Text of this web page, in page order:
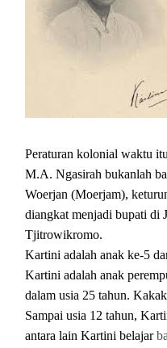
Peraturan kolonial waktu
M.A. Ngasirah bukanlah
Woerjan (Moerjam),
diangkat menjadi bupati di
Tjitrowikromo.
Kartini adalah anak ke-5
Kartini adalah anak
dalam usia 25 tahun.
Sampai usia 12 tahun,
antara lain Kartini belajar